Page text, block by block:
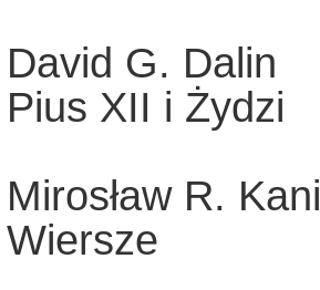
David G. Dalin
Pius XII i Żydzi
Mirosław R.
Wiersze